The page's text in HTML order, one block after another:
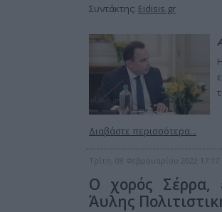
Συντάκτης: Eidisis.gr
Διαβάστε περισσότερα...
Τρίτη, 08 Φεβρουαρίου 2022 17:17
Ο χορός Σέρρα,
Άυλης